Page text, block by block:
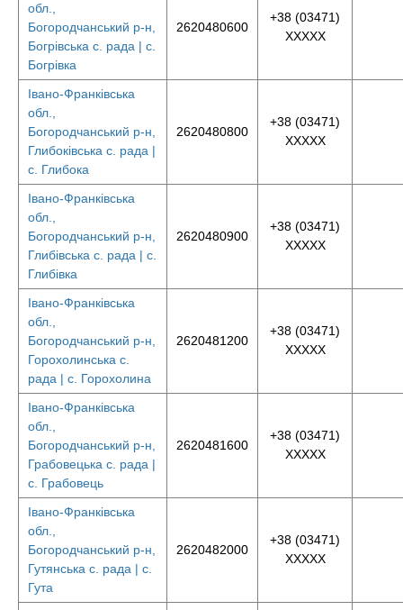
обл.,
Богородчанський р-н,
Богрівська с. рада | с.
Богрівка
2620480600
+38 (03471)
XXXXX
Івано-Франківська
обл.,
Богородчанський р-н,
Глибоківська с. рада |
с. Глибока
2620480800
+38 (03471)
XXXXX
Івано-Франківська
обл.,
Богородчанський р-н,
Глибівська с. рада | с.
Глибівка
2620480900
+38 (03471)
XXXXX
Івано-Франківська
обл.,
Богородчанський р-н,
Горохолинська с.
рада | с. Горохолина
2620481200
+38 (03471)
XXXXX
Івано-Франківська
обл.,
Богородчанський р-н,
Грабовецька с. рада |
с. Грабовець
2620481600
+38 (03471)
XXXXX
Івано-Франківська
обл.,
Богородчанський р-н,
Гутянська с. рада | с.
Гута
2620482000
+38 (03471)
XXXXX